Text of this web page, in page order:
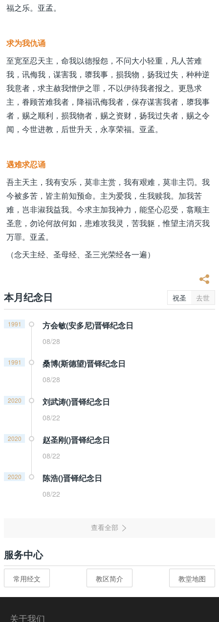
福之乐。亚孟。
求为我仇诵
至宽至忍天主，命我以德报怨，不问大小轻重，凡人苦难
我，讯侮我，谋害我，隳我事，损我物，扬我过失，种种逆
我意者，求主赦我憎伊之罪，不以伊待我者报之。更恳求
主，眷顾苦难我者，降福讯侮我者，保存谋害我者，隳我事
者，赐之顺利，损我物者，赐之资财，扬我过失者，赐之令
闻，今世进教，后世升天，永享荣福。亚孟。
遇难求忍诵
吾主天主，我有安乐，莫非主赏，我有艰难，莫非主罚。我
今被多苦，皆主前知预命。主为爱我，生我赎我。加我苦
难，岂非淑我益我。今求主加我神力，能坚心忍受，翕顺主
圣意，勿论何故何如，患难攻我灵，苦我躯，惟望主消灭我
万罪。亚孟。
（念天主经、圣母经、圣三光荣经各一遍）
本月纪念日 祝圣 去世
1991 方会敏(安多尼)晋铎纪念日
08/28
1991 桑博(斯德望)晋铎纪念日
08/28
2020 刘武涛()晋铎纪念日
08/22
2020 赵圣刚()晋铎纪念日
08/22
2020 陈浩()晋铎纪念日
08/22
服务中心
常用经文 教区简介 教堂地图
关于我们